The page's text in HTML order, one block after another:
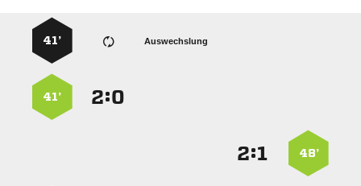
Auswechslung
41’
:
41’
48’
: